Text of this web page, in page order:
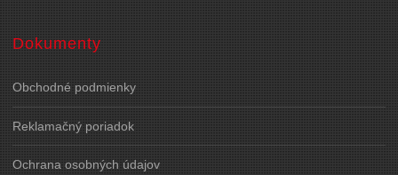
Dokumenty
Obchodné podmienky
Reklamačný poriadok
Ochrana osobných údajov